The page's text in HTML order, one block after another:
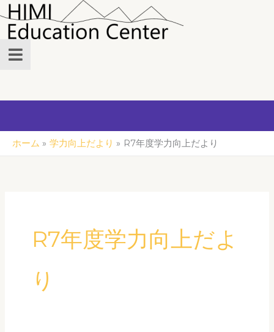
容
を
ホーム 学力向上だより R7年度学力向上だより
R7年度学力向上だよ
り